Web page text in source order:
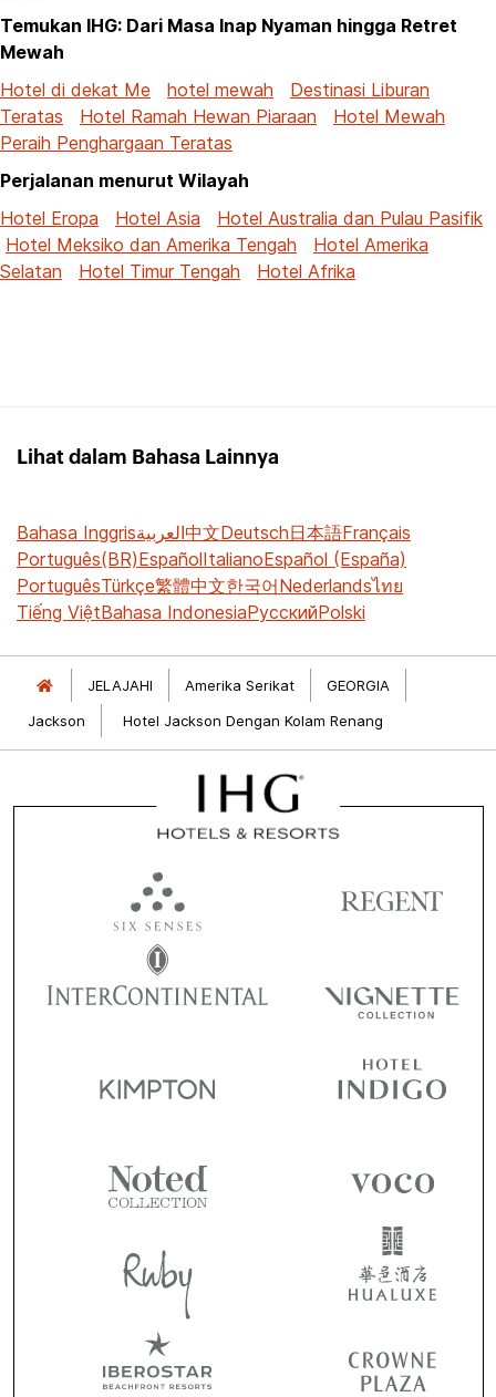
Temukan IHG: Dari Masa Inap Nyaman hingga Retret
Mewah
Hotel di dekat Me
hotel mewah
Destinasi Liburan
Teratas
Hotel Ramah Hewan Piaraan
Hotel Mewah
Peraih Penghargaan Teratas
Perjalanan menurut Wilayah
Hotel Eropa
Hotel Asia
Hotel Australia dan Pulau Pasifik
Hotel Meksiko dan Amerika Tengah
Hotel Amerika
Selatan
Hotel Timur Tengah Hotel Afrika
Lihat dalam Bahasa Lainnya
Bahasa Inggrisالعربية中文Deutsch日本語Français
Português(BR)EspañolItalianoEspañol (España)
PortuguêsTürkçe繁體中文한국어Nederlandsไทย
Tiếng ViệtBahasa IndonesiaРусскийPolski
JELAJAHI Amerika Serikat
GEORGIA
Jackson
Hotel Jackson Dengan Kolam Renang